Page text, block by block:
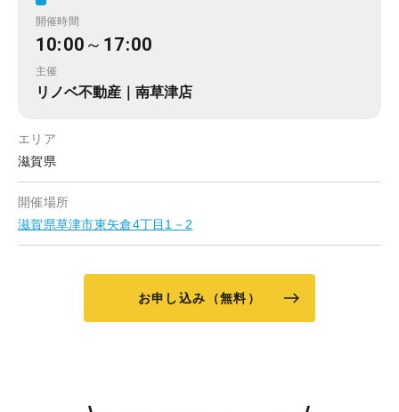
開催時間
10:00～17:00
主催
リノベ不動産｜南草津店
エリア
滋賀県
開催場所
滋賀県草津市東矢倉4丁目1－2
お申し込み（無料）